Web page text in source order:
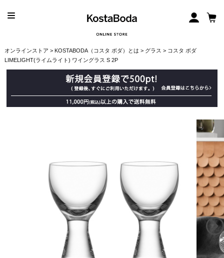
オンラインストア > KOSTABODA（コスタ ボダ）とは > グラス > コスタ ボダ
LIMELIGHT(ライムライト) ワイングラス S 2P